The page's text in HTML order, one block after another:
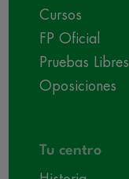
Cursos
FP Oficial
Pruebas Libres
Oposiciones
Tu centro